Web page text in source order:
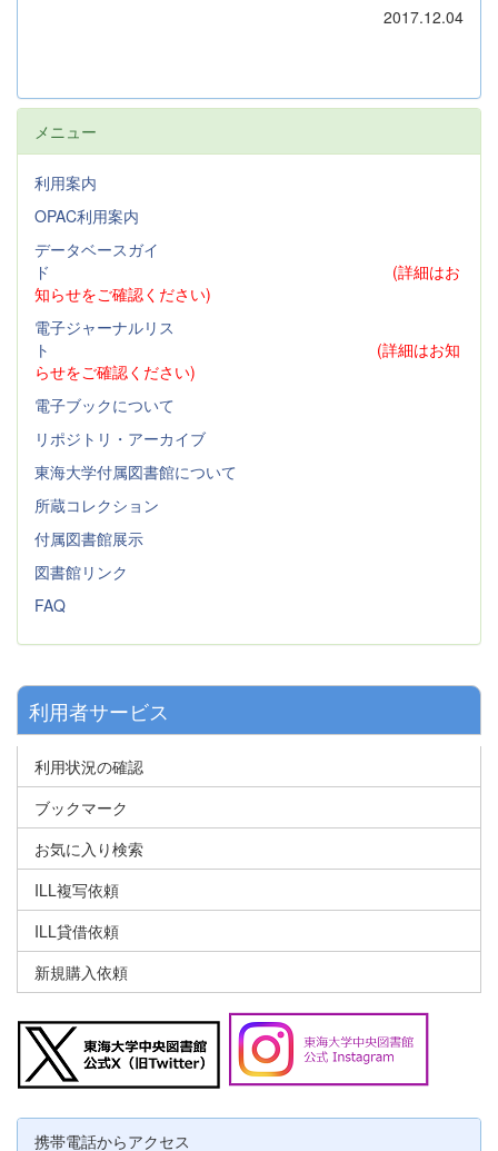
2017.12.04
メニュー
利用案内
OPAC利用案内
データベースガイ
ド
(詳細はお
知らせをご確認ください)
電子ジャーナルリス
ト
(詳細はお知
らせをご確認ください)
電子ブックについて
リポジトリ・アーカイブ
東海大学付属図書館について
所蔵コレクション
付属図書館展示
図書館リンク
FAQ
利用者サービス
利用状況の確認
ブックマーク
お気に入り検索
ILL複写依頼
ILL貸借依頼
新規購入依頼
携帯電話からアクセス